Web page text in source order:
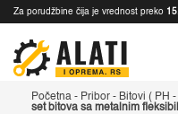
Za porudžbine čija je vrednost preko
Početna - Pribor - Bitovi ( PH
set bitova sa metalnim